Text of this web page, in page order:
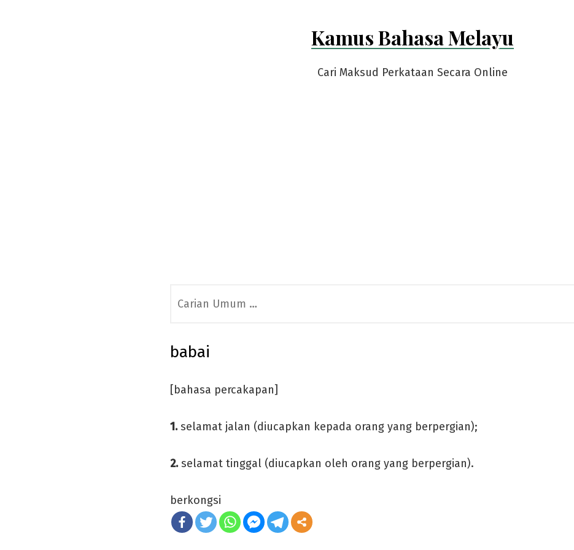
Kamus Bahasa Melayu
Cari Maksud Perkataan Secara Online
for:
babai
[bahasa percakapan]
1.selamat jalan (diucapkan kepada orang yang berpergian);
2.selamat tinggal (diucapkan oleh orang yang berpergian).
berkongsi